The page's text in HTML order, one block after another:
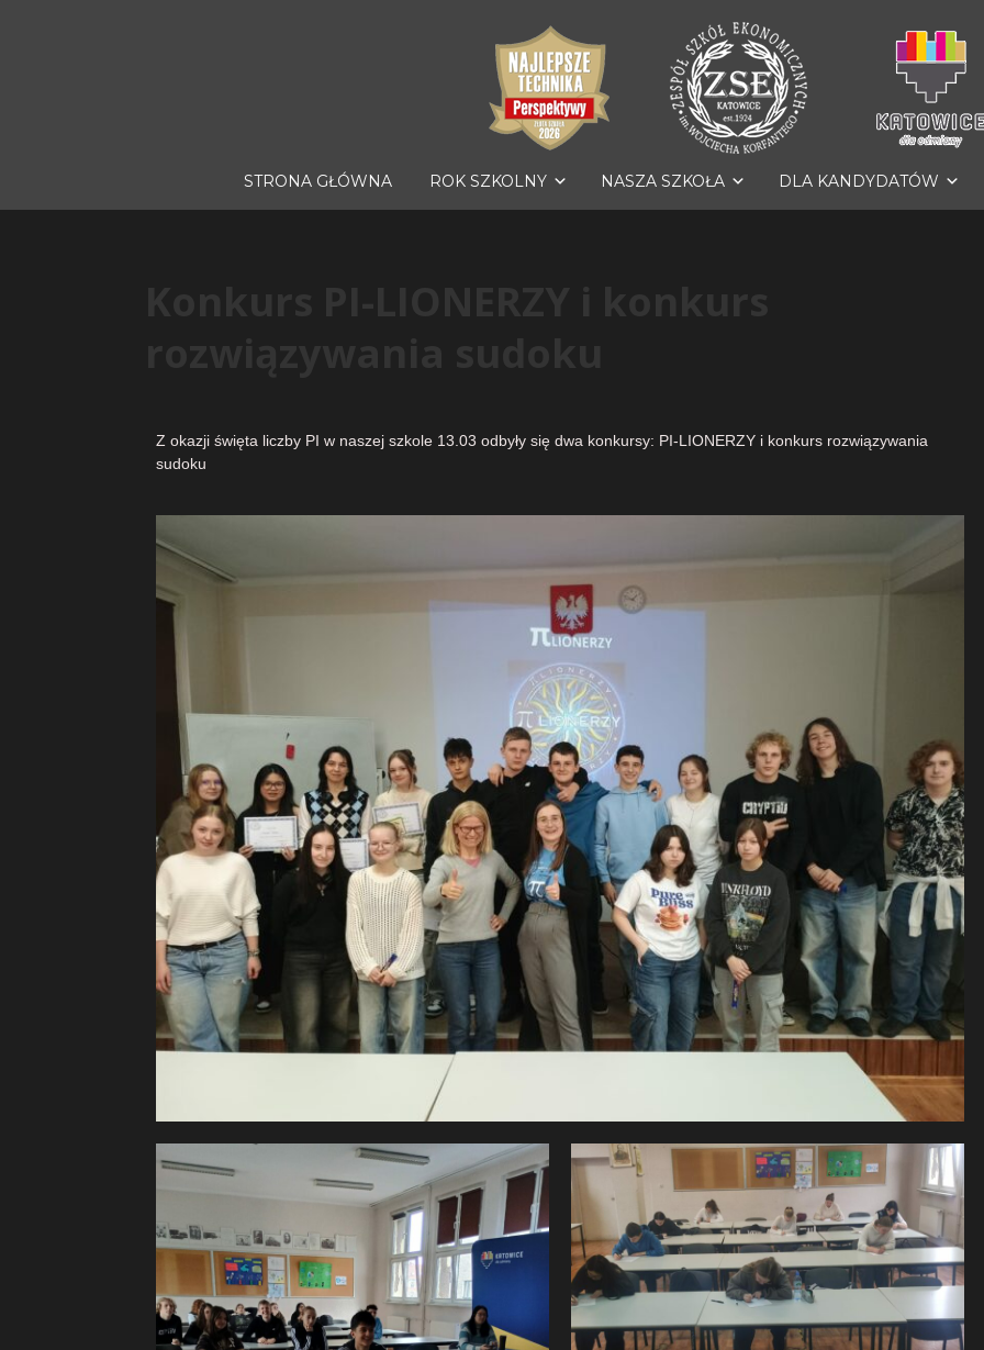
STRONA GŁÓWNA ROK SZKOLNY NASZA SZKOŁA DLA KANDYDATÓW
Z okazji święta liczby PI w naszej szkole 13.03 odbyły się dwa konkursy: PI-LIONERZY i konkurs rozwiązywania
sudoku